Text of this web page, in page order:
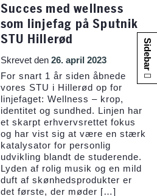
Succes med wellness
som linjefag på Sputnik
STU Hillerød
Skrevet den26. april 2023
For snart 1 år siden åbnede
vores STU i Hillerød op for
linjefaget: Wellness – krop,
identitet og sundhed. Linjen har
et skarpt erhvervsrettet fokus
og har vist sig at være en stærk
katalysator for personlig
udvikling blandt de studerende.
Lyden af rolig musik og en mild
duft af skønhedsprodukter er
det første, der møder […]
Sidebar